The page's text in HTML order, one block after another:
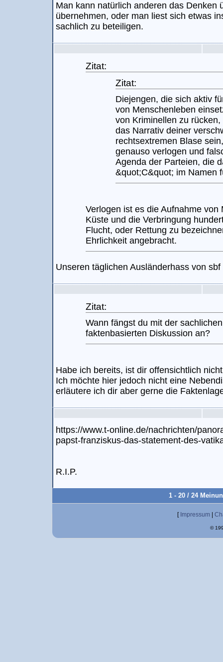
Man kann natürlich anderen das Denken
übernehmen, oder man liest sich etwas
sachlich zu beteiligen.
Zitat:
Zitat:
Diejengen, die sich aktiv
von Menschenleben
von Kriminellen zu
das Narrativ deiner
rechtsextremen Blase
genauso verlogen und
Agenda der Parteien, die
&quot;C&quot; im Namen
Verlogen ist es die Aufnahme von
Küste und die Verbringung
Flucht, oder Rettung zu
Ehrlichkeit angebracht.
Unseren täglichen Ausländerhass von
Zitat:
Wann fängst du mit der
faktenbasierten Diskussion an?
Habe ich bereits, ist dir offensichtlich
Ich möchte hier jedoch nicht eine
erläutere ich dir aber gerne die
https://www.t-online.de/nachrichten/
papst-franziskus-das-statement-des-
R.I.P.
1 - 20 / 24
[ Impressum
©